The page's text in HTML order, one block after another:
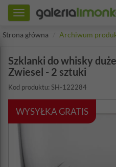
Toggle
navigation
Strona główna
Archiwum
Szklanki do whisky
Zwiesel - 2 sztuki
Kod produktu: SH-122284
WYSYŁKA GRATIS